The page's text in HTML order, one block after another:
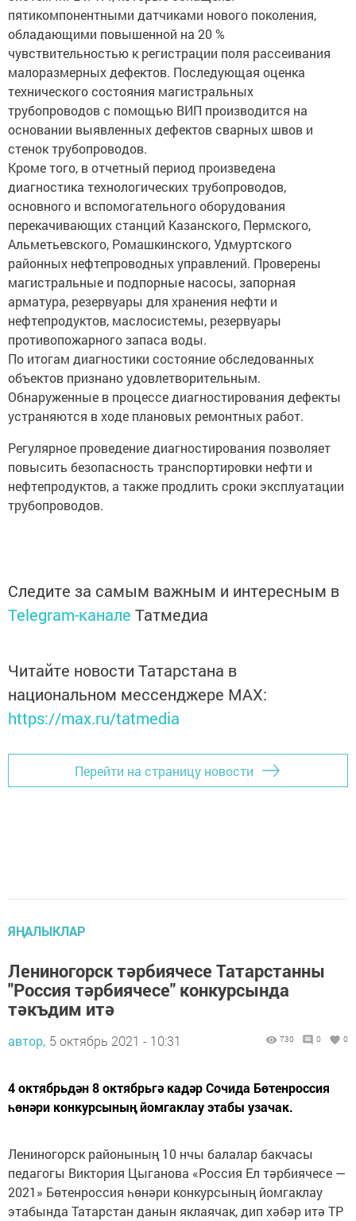
пятикомпонентными датчиками нового поколения,
обладающими повышенной на 20 %
чувствительностью к регистрации поля рассеивания
малоразмерных дефектов. Последующая оценка
технического состояния магистральных
трубопроводов с помощью ВИП производится на
основании выявленных дефектов сварных швов и
стенок трубопроводов.
Кроме того, в отчетный период произведена
диагностика технологических трубопроводов,
основного и вспомогательного оборудования
перекачивающих станций Казанского, Пермского,
Альметьевского, Ромашкинского, Удмуртского
районных нефтепроводных управлений. Проверены
магистральные и подпорные насосы, запорная
арматура, резервуары для хранения нефти и
нефтепродуктов, маслосистемы, резервуары
противопожарного запаса воды.
По итогам диагностики состояние обследованных
объектов признано удовлетворительным.
Обнаруженные в процессе диагностирования дефекты
устраняются в ходе плановых ремонтных работ.
Регулярное проведение диагностирования позволяет
повысить безопасность транспортировки нефти и
нефтепродуктов, а также продлить сроки эксплуатации
трубопроводов.
Следите за самым важным и интересным в
Telegram-канале Татмедиа
Читайте новости Татарстана в
национальном мессенджере MАХ:
https://max.ru/tatmedia
Перейти на страницу новости
ЯҢАЛЫКЛАР
Лениногорск тәрбиячесе Татарстанны
"Россия тәрбиячесе" конкурсында
тәкъдим итә
автор, 5 октябрь 2021 - 10:31 730 0 0
4 октябрьдән 8 октябрьгә кадәр Сочида Бөтенроссия
һөнәри конкурсының йомгаклау этабы узачак.
Лениногорск районының 10 нчы балалар бакчасы
педагогы Виктория Цыганова «Россия Ел тәрбиячесе —
2021» Бөтенроссия һөнәри конкурсының йомгаклау
этабында Татарстан данын яклаячак, дип хәбәр итә ТР